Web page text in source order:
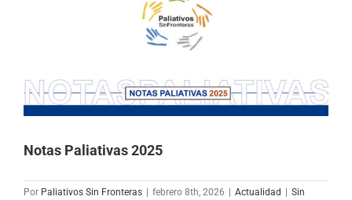
Notas Paliativas 2025
Por Paliativos Sin Fronteras febrero 8th, 2026 Actualidad
Sin